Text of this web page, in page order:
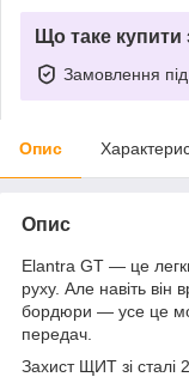
Що таке
Замовлення
Опис
Опис
Elantra GT — це
руху. Але навіть він
бордюри — усе це
передач.
Захист ЩИТ зі сталі